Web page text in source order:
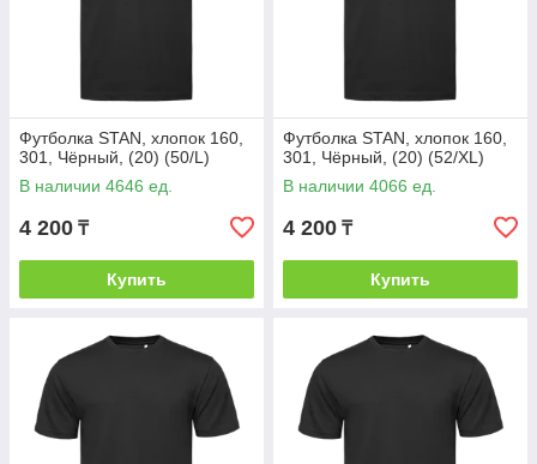
Футболка STAN, хлопок 160,
301, Чёрный, (20) (50/L)
В наличии 4646 ед.
4 200 ₸
Купить
Футболка STAN, хлопок 160,
301, Чёрный, (20) (52/XL)
В наличии 4066 ед.
4 200 ₸
Купить